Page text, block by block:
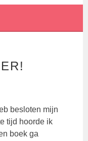
besloten mijn
tijd hoorde ik
boek ga